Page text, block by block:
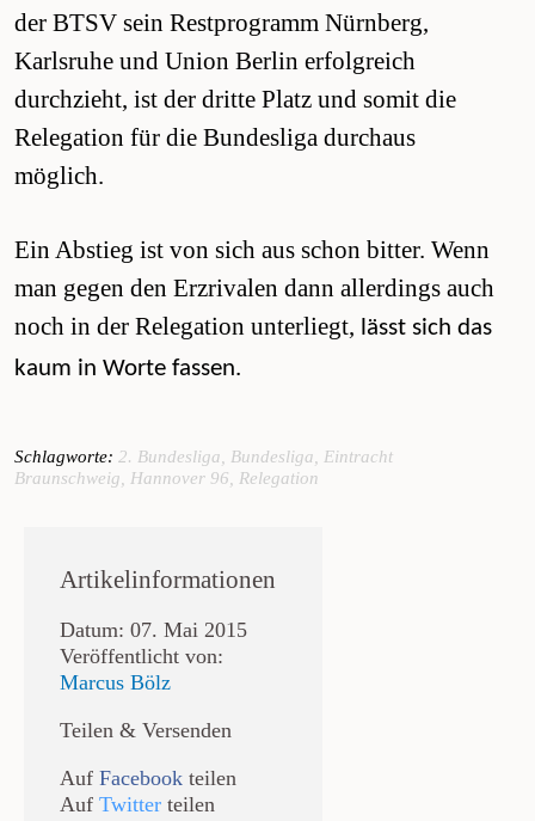
der BTSV sein Restprogramm Nürnberg,
Karlsruhe und Union Berlin erfolgreich
durchzieht, ist der dritte Platz und somit die
Relegation für die Bundesliga durchaus
möglich.
Ein Abstieg ist von sich aus schon bitter. Wenn
man gegen den Erzrivalen dann allerdings auch
noch in der Relegation unterliegt, lässt sich das
kaum in Worte fassen.
Schlagworte: 2. Bundesliga, Bundesliga, Eintracht
Braunschweig, Hannover 96, Relegation
Artikelinformationen
Datum: 07. Mai 2015
Veröffentlicht von:
Marcus Bölz
Teilen & Versenden
Auf Facebook teilen
Auf Twitter teilen